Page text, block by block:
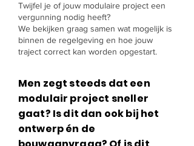
Twijfel je of jouw modulaire project een
vergunning nodig heeft?
We bekijken graag samen wat mogelijk is
binnen de regelgeving en hoe jouw
traject correct kan worden opgestart.
Men zegt steeds dat een
modulair project sneller
gaat? Is dit dan ook bij het
ontwerp én de